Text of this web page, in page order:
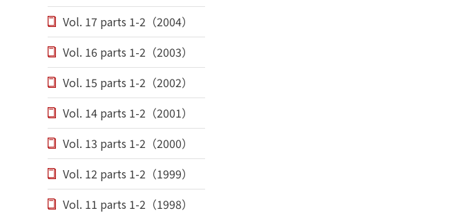
Vol. 17 parts 1-2（2004）
Vol. 16 parts 1-2（2003）
Vol. 15 parts 1-2（2002）
Vol. 14 parts 1-2（2001）
Vol. 13 parts 1-2（2000）
Vol. 12 parts 1-2（1999）
Vol. 11 parts 1-2（1998）